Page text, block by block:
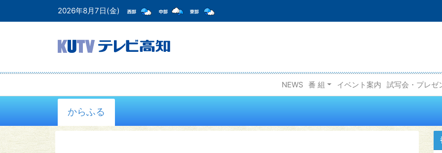
2026年8月7日(金)
NEWS 番 組 イベント案内 試写会・プレゼ
からふる